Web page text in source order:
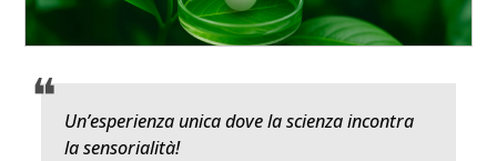
Un’esperienza unica dove la scienza incontra
la sensorialità!